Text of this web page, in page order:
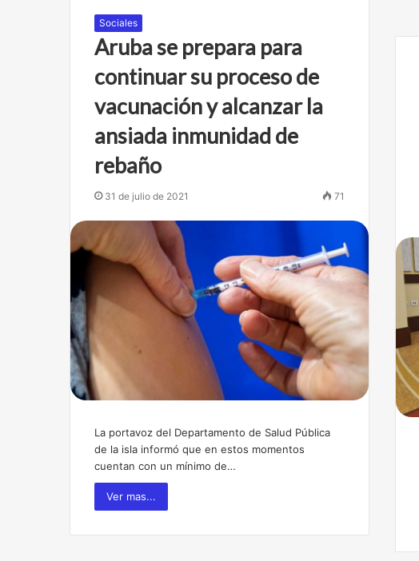
Sociales
Aruba se prepara para
continuar su proceso de
vacunación y alcanzar la
ansiada inmunidad de
rebaño
31 de julio de 2021 71
La portavoz del Departamento de Salud Pública
de la isla informó que en estos momentos
cuentan con un mínimo de…
Ver mas...